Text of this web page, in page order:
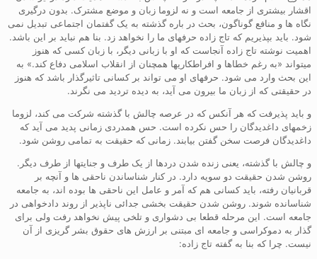
اقشار بیشتری از جامعه است و نه لزوما زبان و موضع مشترک. بدون درگیری
نگاه ها و منافع گوناگون، بحث در باره گذشته به یک گفتمان اجتماعی تبدیل نمی
شود. باید بپذیریم که تاج زاده حرفهای ما را نخواهد زد. بنا هم نباید بر این باشد.
اهمیت نوشته تاج زاده آنجاست که او با زبانی دیگر، با زبان کسی که هنوز
میتواند «به رغم خطاها و افراطکاریها همچنان از انقلاب اسلامی دفاع کند.» به
این بحث وارد می شود. حرفهای او می تواند بر کسانی تاثیرگذار باشد که هنوز
در حقیقتی که از زبان ما بیرون می آید، به دیده تردید می نگرند.
و باید پذیرفت که هر آنکس که در عرصه چالش با گذشته شرکت می کند، لزوما
زخمهای داغدیدگان را حس نکرده است. حس همدردی زمانی پدید می آید که
داغدیدگان فرصت سخن گفتن بیابند. زمانی که حقیقت به تمامی روشن شود.
و چالش با گذشته، یعنی زنده شدن دردها از یک طرف و جنایتها از طرف دیگر.
روشن شدن حقیقت دو سویه دارد. در کنار شناساندن ناحقی ها و آنچه بر
قربانیان رفته، باید کسانی هم که آمر و عامل این ناحقی ها بوده اند، به جامعه
شناسانده شوند. روشن شدن حقیقت بخشی جدائی ناپذیر از روند دادخواهی در
جامعه است. این مرحله قطعا بی دشواری و تلخی پیش نخواهد رفت ولی برای
گذار به دموکراسی و جامعه ای مبتنی بر ارزش های حقوق بشر گریزی از آن
نیست. چرا که بنا به گفته تاج زاده: